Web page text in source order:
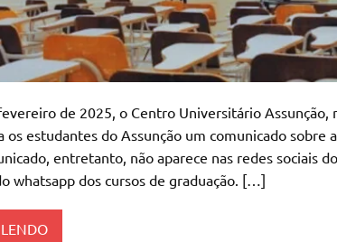
de 2025, o Centro Universitário Assunção,
os estudantes do Assunção um comunicado sobre
entretanto, não aparece nas redes sociais
whatsapp dos cursos de graduação. […]